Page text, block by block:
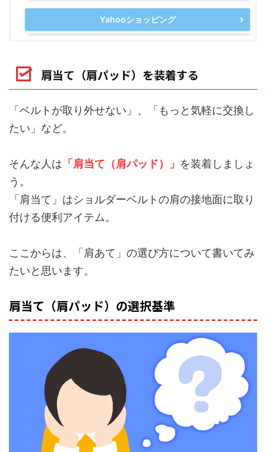
Yahooショッピング
肩当て（肩パッド）を装着する
「ベルトが取り外せない」、「もっと気軽に交換し
たい」など。
そんな人は 「肩当て（肩パッド）」 を装着しましょ
う。
「肩当て」はショルダーベルトの肩の接地面に取り
付ける便利アイテム。
ここからは、「肩あて」の選び方について書いてみ
たいと思います。
肩当て（肩パッド）の選択基準